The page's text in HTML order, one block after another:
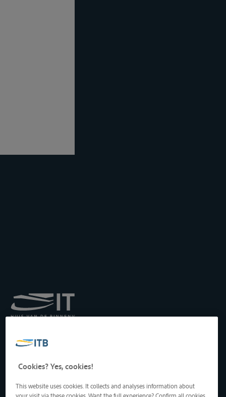
Transport par Batellerie
Drukpersstraat 19
1000 Bruxelles, Belgique
Tél: +32 2 217 09 67
http://www.itb-info.be
Cookies? Yes, cookies!
This website uses cookies. It collects and analyses information about